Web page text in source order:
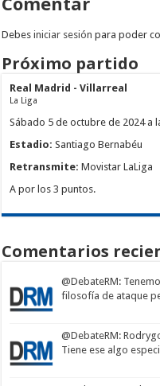
Debesiniciar sesión para poder
Próximo partido
Real Madrid - Villarreal
La Liga
Sábado 5 de octubre de 2024 a
Estadio: Santiago Bernabéu
Retransmite: Movistar LaLiga
A por los 3 puntos.
Comentarios
@DebateRM:
filosofía de ataque
@DebateRM:
Tiene ese algo